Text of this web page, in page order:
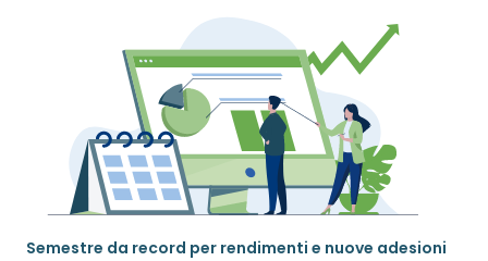
Semestre da record per rendimenti e nuove adesioni